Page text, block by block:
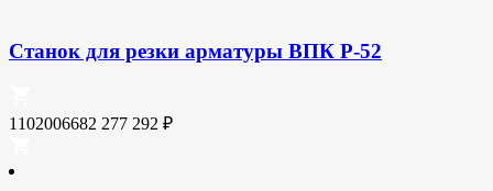
Станок для резки арматуры ВПК Р-52
1102006682 277 292 ₽